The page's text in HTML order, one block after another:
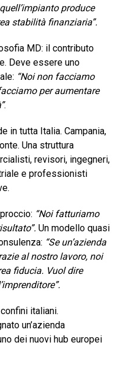
produce
stabilità finanziaria”.
MD: il contributo
Deve essere uno
“Noi non facciamo
per aumentare
.
in tutta Italia. Campania,
Una struttura
revisori, ingegneri,
e professionisti
“Noi fatturiamo
Un modello quasi
“Se un’azienda
al nostro lavoro, noi
fiducia. Vuol dire
italiani.
un’azienda
dei nuovi hub europei